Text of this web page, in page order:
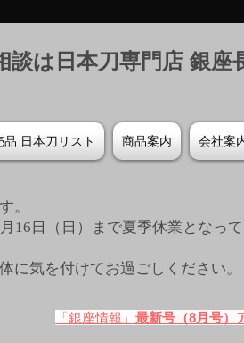
談は日本刀専門店 銀座
品 日本刀リスト 商品案内 会社案
。
16日（日）まで夏季休業となっ
に気を付けてお過ごしください。
「銀座情報」 最新号（8月号）